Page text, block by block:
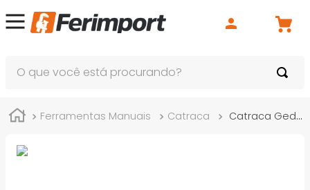
Ferramentas Manuais Catraca Catraca Gedore Reversível 1/2" VDE Isolada En 60900 VDE 1993 U